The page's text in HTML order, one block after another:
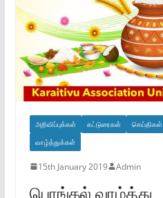
அறிவிப்புக்கள் கட்டுரைகள் செய்திகள்
வாழ்த்துக்கள்
15th January 2019 Admin
பொங்கல் வாழ்த்து